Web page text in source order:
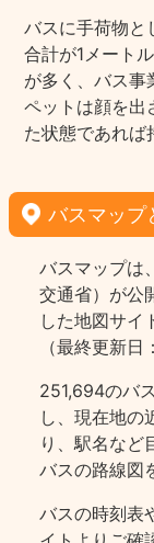
バスに手荷物と
合計が1メート
が多く、バス事
ペットは顔を出
た状態であれば
バスマップ
バスマップは
交通省）が公
した地図サイ
（最終更新
251,694のバ
し、現在地の
り、駅名など
バスの路線図
バスの時刻表